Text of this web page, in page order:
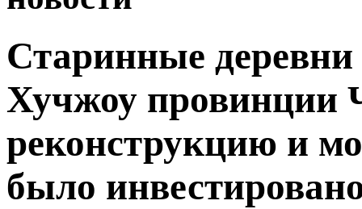
Старинные деревни
Хучжоу провинции
реконструкцию и
было